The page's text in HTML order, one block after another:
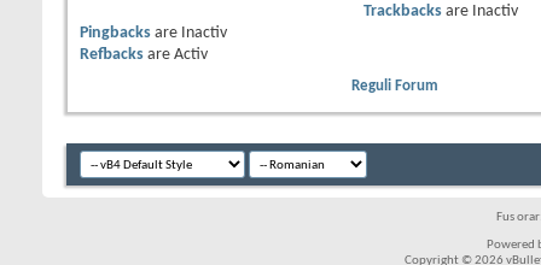
Trackbacksare
Inactiv
Pingbacks are
Inactiv
Refbacks are Activ
Reguli Forum
Fus
Powered
Copyright © 2026